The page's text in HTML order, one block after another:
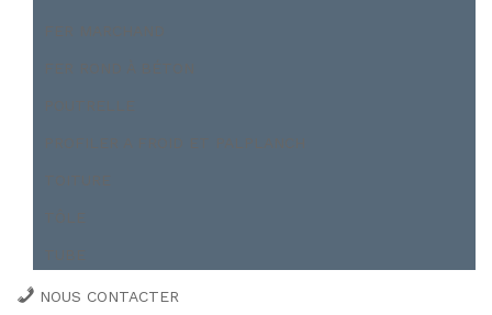
NOUS CONTACTER